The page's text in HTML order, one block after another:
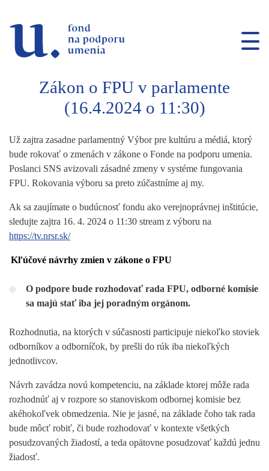
Zákon o FPU v parlamente
(16.4.2024 o 11:30)
Už zajtra zasadne parlamentný Výbor pre kultúru a médiá, ktorý
bude rokovať o zmenách v zákone o Fonde na podporu umenia.
Poslanci SNS avizovali zásadné zmeny v systéme fungovania
FPU. Rokovania výboru sa preto zúčastníme aj my.
Ak sa zaujímate o budúcnosť fondu ako verejnoprávnej inštitúcie,
sledujte zajtra 16. 4. 2024 o 11:30 stream z výboru na
https://tv.nrsr.sk/
Kľúčové návrhy zmien v zákone o FPU
O podpore bude rozhodovať rada FPU, odborné komisie
sa majú stať iba jej poradným orgánom.
Rozhodnutia, na ktorých v súčasnosti participuje niekoľko stoviek
odborníkov a odborníčok, by prešli do rúk iba niekoľkých
jednotlivcov.
Návrh zavádza novú kompetenciu, na základe ktorej môže rada
rozhodnúť aj v rozpore so stanoviskom odbornej komisie bez
akéhokoľvek obmedzenia. Nie je jasné, na základe čoho tak rada
bude môcť robiť, či bude rozhodovať v kontexte všetkých
posudzovaných žiadostí, a teda opätovne posudzovať každú jednu
žiadosť.